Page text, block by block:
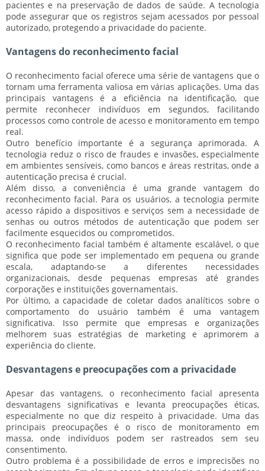
pacientes e na preservação de dados de saúde. A tecnologia
pode assegurar que os registros sejam acessados por pessoal
autorizado, protegendo a privacidade do paciente.
Vantagens do reconhecimento facial
O reconhecimento facial oferece uma série devantagens que o
tornam uma ferramenta valiosa em várias aplicações. Uma das
principais vantagens é a eficiência na identificação, que
permite reconhecer indivíduos em segundos, facilitando
processos como controle de acesso e monitoramento em tempo
real.
Outro benefício importante é a segurança aprimorada. A
tecnologia reduz o risco de fraudes e invasões, especialmente
em ambientes sensíveis, como bancos e áreas restritas, onde a
autenticação precisa é crucial.
Além disso, aconveniência é uma grande vantagem do
reconhecimento facial. Para os usuários, a tecnologia permite
acesso rápido a dispositivos e serviços sem a necessidade de
senhas ou outros métodos de autenticação que podem ser
facilmente esquecidos ou comprometidos.
O reconhecimento facial também éaltamente escalável, o que
significa que pode ser implementado em pequena ou grande
escala, adaptando-se a diferentes necessidades
organizacionais, desde pequenas empresas até grandes
corporações e instituições governamentais.
Por último, acapacidade de coletar dados analíticos sobre o
comportamento do usuário também é uma vantagem
significativa. Isso permite que empresas e organizações
melhorem suas estratégias de marketing e aprimorem a
experiência do cliente.
Desvantagens e preocupações com a privacidade
Apesar das vantagens, o reconhecimento facial apresenta
desvantagens significativas e levanta preocupações éticas,
especialmente no que diz respeito à privacidade. Uma das
principais preocupações é o risco de monitoramento em
massa, onde indivíduos podem ser rastreados sem seu
consentimento.
Outro problema é a possibilidade de erros e imprecisões no